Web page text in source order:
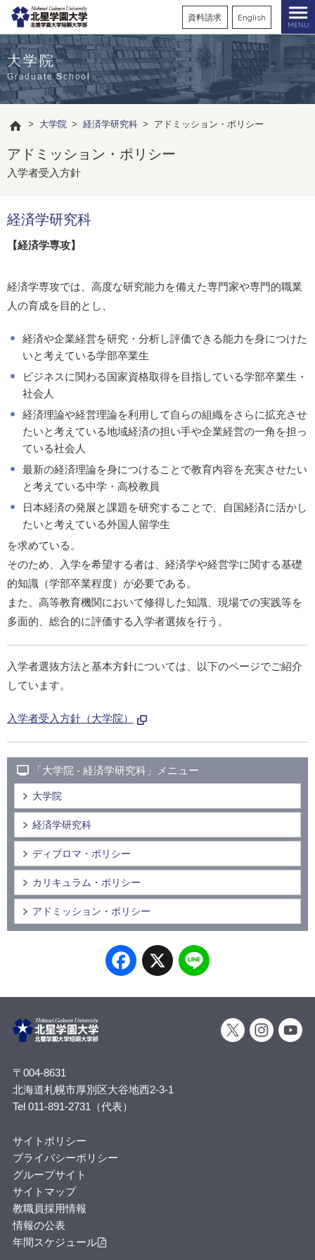
資料請求 English
MENU
大学院
Graduate School
> 大学院 > 経済学研究科 > アドミッション・ポリシー
アドミッション・ポリシー
入学者受入方針
経済学研究科
【経済学専攻】
経済学専攻では、高度な研究能力を備えた専門家や専門的職業
人の育成を目的とし、
経済や企業経営を研究・分析し評価できる能力を身につけた
いと考えている学部卒業生
ビジネスに関わる国家資格取得を目指している学部卒業生・
社会人
経済理論や経営理論を利用して自らの組織をさらに拡充させ
たいと考えている地域経済の担い手や企業経営の一角を担っ
ている社会人
最新の経済理論を身につけることで教育内容を充実させたい
と考えている中学・高校教員
日本経済の発展と課題を研究することで、自国経済に活かし
たいと考えている外国人留学生
を求めている。
そのため、入学を希望する者は、経済学や経営学に関する基礎
的知識（学部卒業程度）が必要である。
また、高等教育機関において修得した知識、現場での実践等を
多面的、総合的に評価する入学者選抜を行う。
入学者選抜方法と基本方針については、以下のページでご紹介
しています。
入学者受入方針（大学院）
「大学院 - 経済学研究科」メニュー
大学院
経済学研究科
ディプロマ・ポリシー
カリキュラム・ポリシー
アドミッション・ポリシー
Facebook
X
〒004-8631
北海道札幌市厚別区大谷地西2-3-1
Tel 011-891-2731（代表）
サイトポリシー
プライバシーポリシー
グループサイト
サイトマップ
教職員採用情報
情報の公表
年間スケジュール